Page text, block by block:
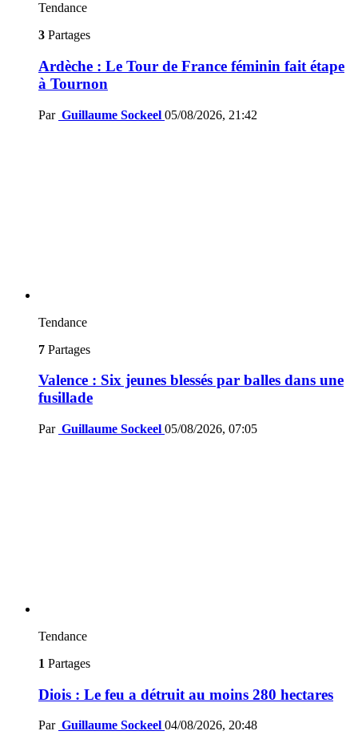
Tendance
3 Partages
Ardèche : Le Tour de France féminin fait étape
à Tournon
Par Guillaume Sockeel 05/08/2026, 21:42
Tendance
7 Partages
Valence : Six jeunes blessés par balles dans une
fusillade
Par Guillaume Sockeel 05/08/2026, 07:05
Tendance
1 Partages
Diois : Le feu a détruit au moins 280 hectares
Par Guillaume Sockeel 04/08/2026, 20:48